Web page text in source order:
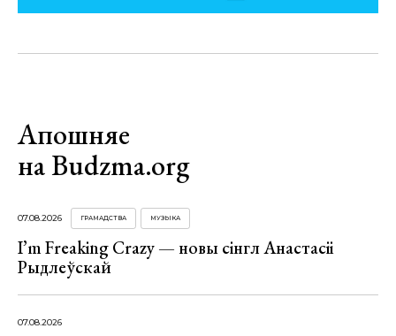
Апошняе
на Budzma.org
07.08.2026 ГРАМАДСТВА МУЗЫКА
I’m Freaking Crazy — новы сінгл Анастасіі
Рыдлеўскай
07.08.2026